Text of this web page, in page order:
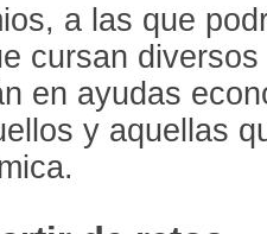
a las que
cursan
en ayudas
y aquellas